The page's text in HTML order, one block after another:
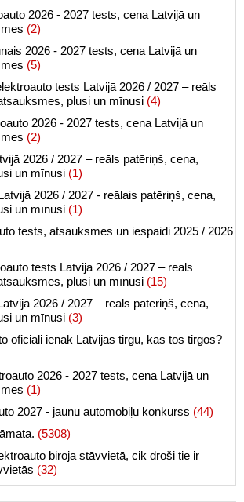
2026 - 2027 tests, cena Latvijā un
(2)
2026 - 2027 tests, cena Latvijā un
(5)
tests Latvijā 2026 / 2027 – reāls
plusi un mīnusi (4)
2026 - 2027 tests, cena Latvijā un
(2)
2026 / 2027 – reāls patēriņš, cena,
un mīnusi (1)
2026 / 2027 - reālais patēriņš, cena,
un mīnusi (1)
tests, atsauksmes un iespaidi 2025 / 2026
tests Latvijā 2026 / 2027 – reāls
plusi un mīnusi (15)
2026 / 2027 – reāls patēriņš, cena,
un mīnusi (3)
oficiāli ienāk Latvijas tirgū, kas tos tirgos?
2026 - 2027 tests, cena Latvijā un
(1)
2027 - jaunu automobiļu konkurss (44)
(5308)
biroja stāvvietā, cik droši tie ir
(32)